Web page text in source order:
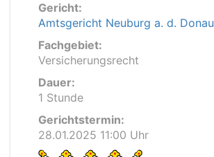
Gericht:
Amtsgericht Neuburg a. d. Donau
Fachgebiet:
Versicherungsrecht
Dauer:
1 Stunde
Gerichtstermin:
28.01.2025 11:00 Uhr